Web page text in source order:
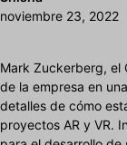
noviembre 23, 2022
Mark Zuckerberg, el
de la empresa en
detalles de cómo
proyectos AR y VR.